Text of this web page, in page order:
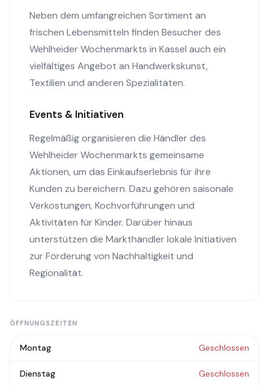
Neben dem umfangreichen Sortiment an
frischen Lebensmitteln finden Besucher des
Wehlheider Wochenmarkts in Kassel auch ein
vielfältiges Angebot an Handwerkskunst,
Textilien und anderen Spezialitäten.
Events & Initiativen
Regelmäßig organisieren die Händler des
Wehlheider Wochenmarkts gemeinsame
Aktionen, um das Einkaufserlebnis für ihre
Kunden zu bereichern. Dazu gehören saisonale
Verkostungen, Kochvorführungen und
Aktivitäten für Kinder. Darüber hinaus
unterstützen die Markthändler lokale Initiativen
zur Förderung von Nachhaltigkeit und
Regionalität.
ÖFFNUNGSZEITEN
Montag Geschlossen
Dienstag Geschlossen